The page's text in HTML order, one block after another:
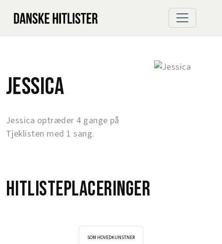
Jessica
Jessica optræder 4 gange på
Tjeklisten med 1 sang.
Hitlisteplaceringer
SOM HOVEDKUNSTNER